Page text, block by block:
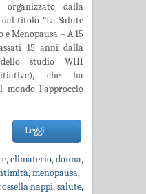
organizzato dalla
titolo “La Salute
Menopausa – A 15
15 anni dalla
studio WHI
che ha
l’approccio
Leggi
,climaterio,donna,
,menopausa,
nappi,salute,